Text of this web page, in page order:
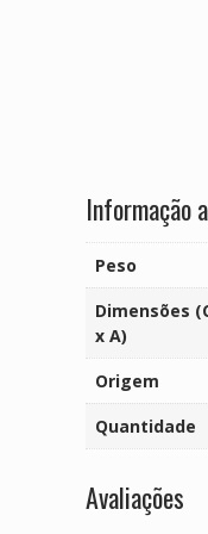
Informação
Peso
Dimensões
x A)
Origem
Quantidade
Avaliações